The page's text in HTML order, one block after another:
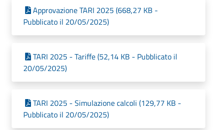
Approvazione TARI 2025 (668,27 KB -
Pubblicato il 20/05/2025)
TARI 2025 - Tariffe (52,14 KB - Pubblicato il
20/05/2025)
TARI 2025 - Simulazione calcoli (129,77 KB -
Pubblicato il 20/05/2025)